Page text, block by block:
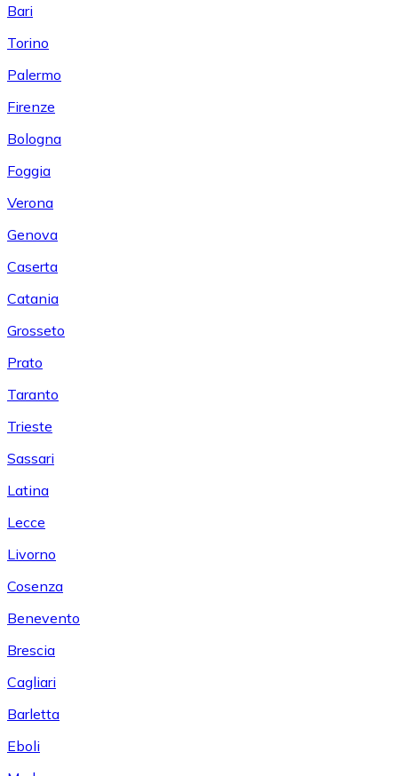
Bari
Torino
Palermo
Firenze
Bologna
Foggia
Verona
Genova
Caserta
Catania
Grosseto
Prato
Taranto
Trieste
Sassari
Latina
Lecce
Livorno
Cosenza
Benevento
Brescia
Cagliari
Barletta
Eboli